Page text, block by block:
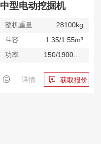
中型电动挖掘机
整机重量
28100kg
斗容
1.35/1.55m³
功率
详情 获取报价